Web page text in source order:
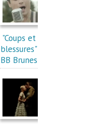
"Coups et
blessures"
BB Brunes